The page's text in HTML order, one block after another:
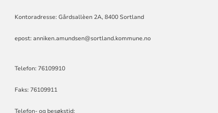
Kontoradresse: Gårdsallèen 2A, 8400 Sortland
epost: anniken.amundsen@sortland.kommune.no
Telefon: 76109910
Faks: 76109911
Telefon- og besøkstid: